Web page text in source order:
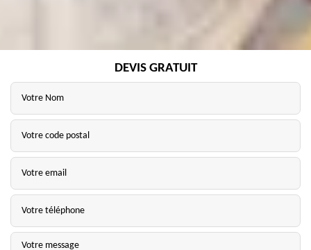
DEVIS GRATUIT